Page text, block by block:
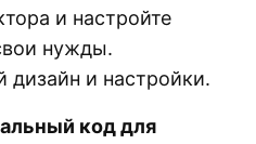
и настройте
нужды.
дизайн и настройки.
код для